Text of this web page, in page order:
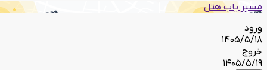
مسیر یاب هتل
ورود
1405/5/18
خروج
1405/5/19